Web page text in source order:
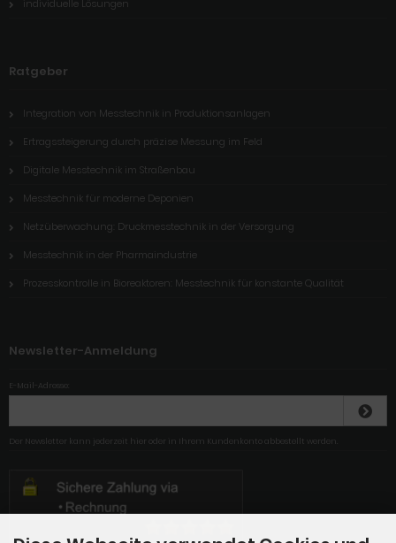
individuelle Lösungen
Ratgeber
Integration von Messtechnik in Produktionsanlagen
Ertragssteigerung durch präzise Messung im Feld
Digitale Messtechnik im Straßenbau
Messtechnik für moderne Deponien
Netzüberwachung: Druckmesstechnik in der Versorgung
Messtechnik in der Pharmaindustrie
Prozesskontrolle in Bioreaktoren: Messtechnik für konstante Qualität
Newsletter-Anmeldung
E-Mail-Adresse:
Der Newsletter kann jederzeit hier oder in Ihrem Kundenkonto abbestellt werden.